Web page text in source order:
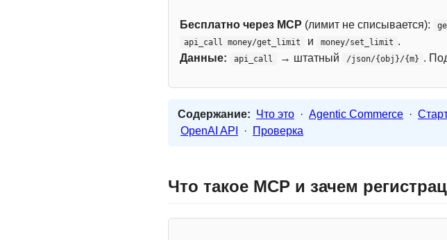
Бесплатно через MCP (лимит не списывается):
api_call money/get_limit и money/set_limit .
Данные:
api_call → штатный /json/{obj}/{m} .
Содержание: Что это · Agentic Commerce ·
OpenAI API
· Проверка
Что такое MCP и зачем